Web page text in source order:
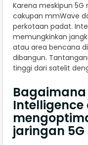
Karena meskipun
cakupan mmWave
perkotaan padat.
memungkinkan
atau area bencana
dibangun.
tinggi dari satelit
jaringan